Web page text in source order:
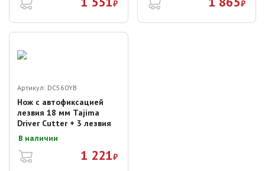
₽ ₽
Артикул: DC560YB
Нож с автофиксацией
лезвия 18 мм Tajima
Driver Cutter + 3 лезвия
В наличии
1 221₽